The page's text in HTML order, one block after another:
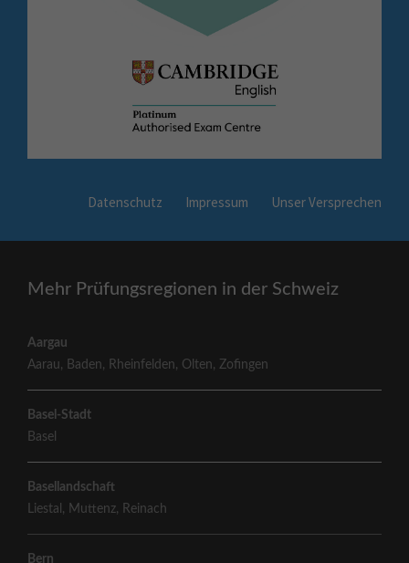
Datenschutz Impressum Unser Versprechen
Mehr Prüfungsregionen in der Schweiz
Aargau
Aarau, Baden, Rheinfelden, Olten,Zofingen
Basel-Stadt
Basel
Basellandschaft
Liestal , Muttenz, Reinach
Bern